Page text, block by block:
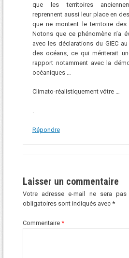
que les territoires
reprennent aussi leur place en
que ne montent le territoire des
Notons que ce phénomène n’a
avec les déclarations du GIEC
des océans, ce qui mériterait
rapport notamment avec la
océaniques …
Climato-réalistiquement vôtre …
Répondre
Laisser un commentaire
Votre adresse e-mail ne sera pas
obligatoires sont indiqués avec *
Commentaire *